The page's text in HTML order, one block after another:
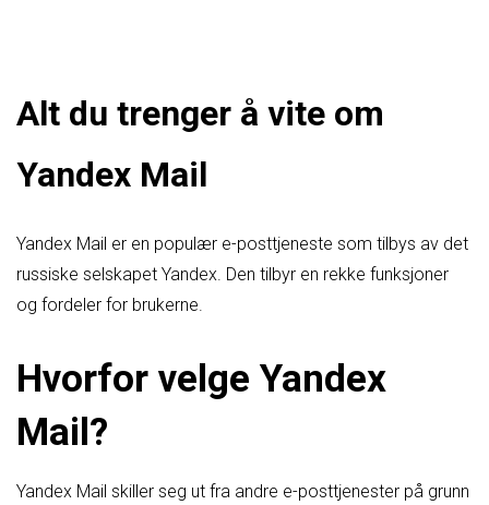
Alt du trenger å vite om
Yandex Mail
Yandex Mail er en populær e-posttjeneste som tilbys av det
russiske selskapet Yandex. Den tilbyr en rekke funksjoner
og fordeler for brukerne.
Hvorfor velge Yandex
Mail?
Yandex Mail skiller seg ut fra andre e-posttjenester på grunn